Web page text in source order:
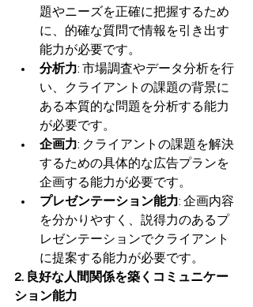
題やニーズを正確に把握するため
に、的確な質問で情報を引き出す
能力が必要です。
分析力: 市場調査やデータ分析を行
い、クライアントの課題の背景に
ある本質的な問題を分析する能力
が必要です。
企画力: クライアントの課題を解決
するための具体的な広告プランを
企画する能力が必要です。
プレゼンテーション能力: 企画内容
を分かりやすく、説得力のあるプ
レゼンテーションでクライアント
に提案する能力が必要です。
2. 良好な人間関係を築くコミュニケー
ション能力